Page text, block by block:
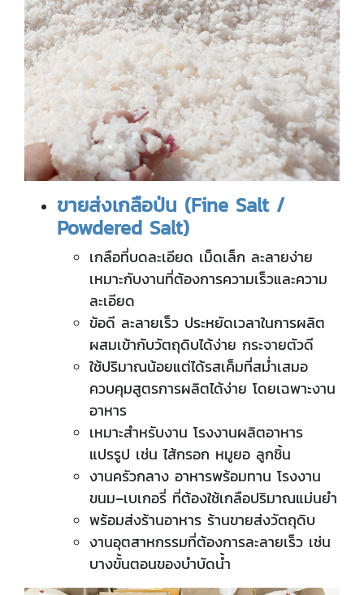
ขายส่งเกลือป่น (Fine Salt /
Powdered Salt)
เกลือที่บดละเอียด เม็ดเล็ก ละลายง่าย
เหมาะกับงานที่ต้องการความเร็วและความ
ละเอียด
ข้อดี ละลายเร็ว ประหยัดเวลาในการผลิต
ผสมเข้ากับวัตถุดิบได้ง่าย กระจายตัวดี
ใช้ปริมาณน้อยแต่ได้รสเค็มที่สม่ำเสมอ
ควบคุมสูตรการผลิตได้ง่าย โดยเฉพาะงาน
อาหาร
เหมาะสำหรับงาน โรงงานผลิตอาหาร
แปรรูป เช่น ไส้กรอก หมูยอ ลูกชิ้น
งานครัวกลาง อาหารพร้อมทาน โรงงาน
ขนม–เบเกอรี่ ที่ต้องใช้เกลือปริมาณแม่นยำ
พร้อมส่งร้านอาหาร ร้านขายส่งวัตถุดิบ
งานอุตสาหกรรมที่ต้องการละลายเร็ว เช่น
บางขั้นตอนของบำบัดน้ำ